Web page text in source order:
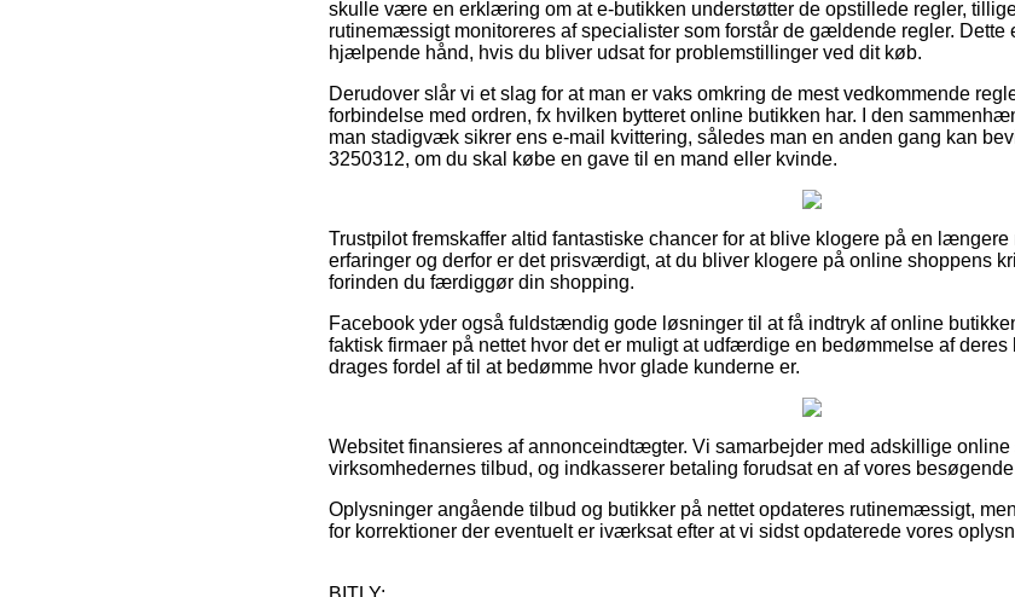
skulle være en erklæring om at e-butikken understøtter de opstillede regler,
rutinemæssigt monitoreres af specialister som forstår de gældende regler. Dette
hjælpende hånd, hvis du bliver udsat for problemstillinger ved dit køb.
Derudover slår vi et slag for at man er vaks omkring de mest vedkommende
forbindelse med ordren, fx hvilken bytteret online butikken har. I den
man stadigvæk sikrer ens e-mail kvittering, således man en anden gang kan
3250312, om du skal købe en gave til en mand eller kvinde.
Trustpilot fremskaffer altid fantastiske chancer for at blive klogere på en
erfaringer og derfor er det prisværdigt, at du bliver klogere på online shoppens
forinden du færdiggør din shopping.
Facebook yder også fuldstændig gode løsninger til at få indtryk af online
faktisk firmaer på nettet hvor det er muligt at udfærdige en bedømmelse af
drages fordel af til at bedømme hvor glade kunderne er.
Websitet finansieres af annonceindtægter. Vi samarbejder med adskillige
virksomhedernes tilbud, og indkasserer betaling forudsat en af vores
Oplysninger angående tilbud og butikker på nettet opdateres rutinemæssigt,
for korrektioner der eventuelt er iværksat efter at vi sidst opdaterede vores